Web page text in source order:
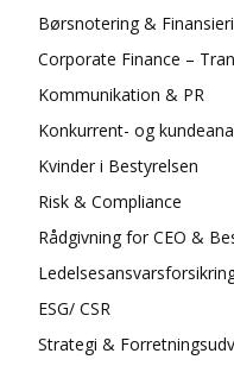
Børsnotering &
Corporate Finance –
Kommunikation & PR
Konkurrent- og
Kvinder i Bestyrelsen
Risk & Compliance
Rådgivning for CEO &
ESG/ CSR
Strategi &